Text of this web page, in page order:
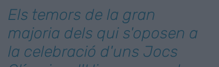
Els temors de la gran
majoria dels qui s'oposen a
la celebració d'uns Jocs